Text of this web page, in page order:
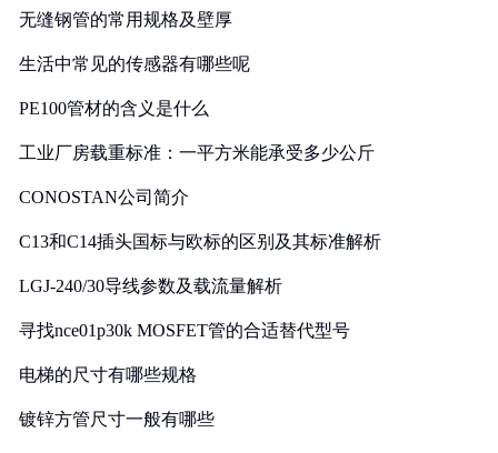
无缝钢管的常用规格及壁厚
生活中常见的传感器有哪些呢
PE100管材的含义是什么
工业厂房载重标准：一平方米能承受多少公斤
CONOSTAN公司简介
C13和C14插头国标与欧标的区别及其标准解析
LGJ-240/30导线参数及载流量解析
寻找nce01p30k MOSFET管的合适替代型号
电梯的尺寸有哪些规格
镀锌方管尺寸一般有哪些